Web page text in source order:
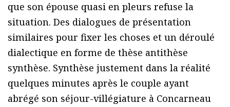
que son épouse quasi en pleurs refuse la
situation. Des dialogues de présentation
similaires pour fixer les choses et un déroulé
dialectique en forme de thèse antithèse
synthèse. Synthèse justement dans la réalité
quelques minutes après le couple ayant
abrégé son séjour-villégiature à Concarneau